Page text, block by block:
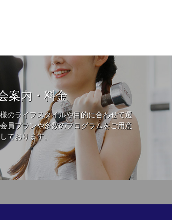
案内・料金
のライフスタイルや目的に合わせて選
員プランや多数のプログラムをご用意
ております。